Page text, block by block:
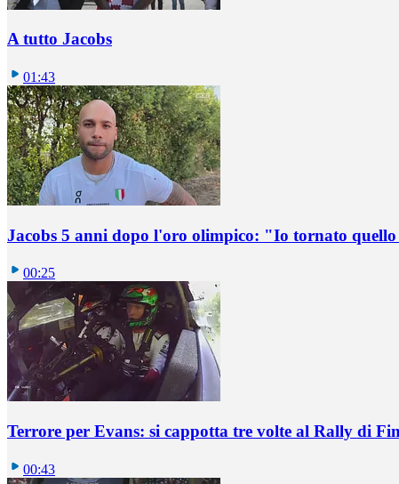
A tutto Jacobs
01:43
Jacobs 5 anni dopo l'oro olimpico: "Io tornato
00:25
Terrore per Evans: si cappotta tre volte al Rally di
00:43